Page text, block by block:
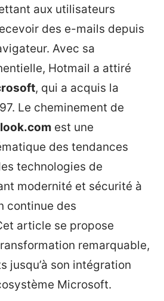
aux utilisateurs
des e-mails depuis
Avec sa
Hotmail a attiré
, qui a acquis la
Le cheminement de
est une
des tendances
technologies de
modernité et sécurité à
continue des
article se propose
remarquable,
jusqu’à son intégration
Microsoft.